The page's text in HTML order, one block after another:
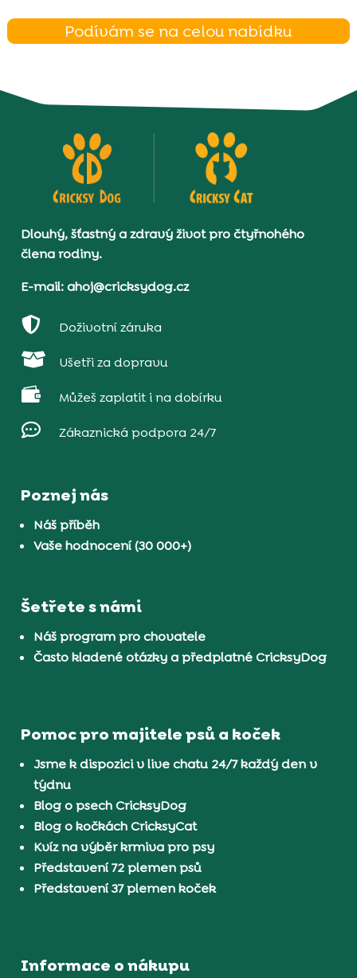
Podívám se na celou nabídku
Dlouhý, šťastný a zdravý život pro čtyřnohého
člena rodiny.
E-mail: ahoj@cricksydog.cz
 Doživotní záruka
 Ušetři za dopravu
 Můžeš zaplatit i na dobírku
 Zákaznická podpora 24/7
Poznej nás
Náš příběh
Vaše hodnocení (30 000+)
Šetřete s námi
Náš program pro chovatele
Často kladené otázky a předplatné CricksyDog
Pomoc pro majitele psů a koček
Jsme k dispozici v live chatu 24/7 každý den v
týdnu
Blog o psech CricksyDog
Blog o kočkách CricksyCat
Kvíz na výběr krmiva pro psy
Představení 72 plemen psů
Představení 37 plemen koček
Informace o nákupu